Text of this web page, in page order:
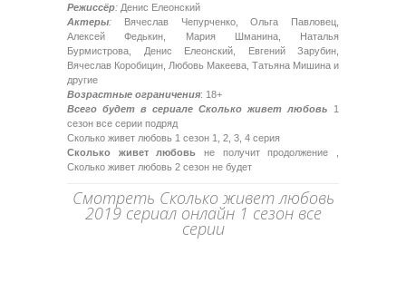
Режиссёр: Денис Елеонский
Актеры: Вячеслав Чепурченко, Ольга Павловец,
Алексей Федькин, Мария Шманина, Наталья
Бурмистрова, Денис Елеонский, Евгений Зарубин,
Вячеслав Коробицин, Любовь Макеева, Татьяна Мишина и
другие
Возрастные ограничения: 18+
Всего будет в сериале Сколько живет любовь 1
сезон все серии подряд
Сколько живет любовь 1 сезон 1, 2, 3, 4 серия
Сколько живет любовь не получит продолжение ,
Сколько живет любовь 2 сезон не будет
Смотреть Сколько живет любовь
2019 сериал онлайн 1 сезон все
серии